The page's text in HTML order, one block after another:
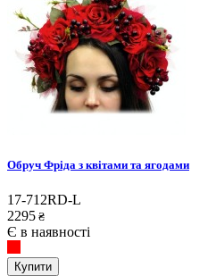
Обруч Фріда з квітами та ягодами
17-712RD-L
2295 ₴
Є в наявності
Купити